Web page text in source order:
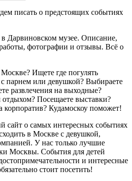
писать о предстоящих событиях
Дарвиновском музее. Описание,
фотографии и отзывы. Всё о
Ищете где погулять
с парнем или девушкой? Выбираете
развлечения на выходные?
Посещаете выставки?
корпоратив? Кудамоскоу поможет!
сайт о самых интересных событиях
в Москве с девушкой,
У нас только лучшие
Москвы. События для детей
и интересные
стоит посетить!